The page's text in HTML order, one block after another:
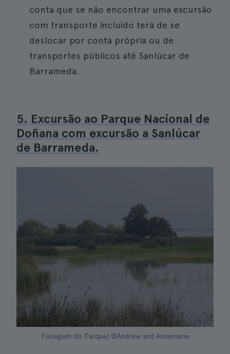
conta que se não encontrar uma excursão
com transporte incluído terá de se
deslocar por conta própria ou de
transportes públicos até Sanlúcar de
Barrameda.
5. Excursão ao Parque Nacional de
Doñana com excursão a Sanlúcar
de Barrameda.
Paisagem do Parque| ©Andrew and Annemarie